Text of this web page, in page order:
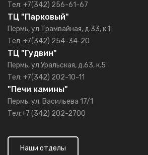
Тел: +7(342) 256-61-67
ТЦ "Парковый"
Пермь, ул.Трамвайная, д.33, к.1
Тел: +7(342) 254-34-20
ТЦ "Гудвин"
Пермь, ул.Уральская, д.63, к.5
Тел: +7(342) 202-10-11
"Печи камины"
Пермь, ул. Васильева 17/1
Тел:+7 (342) 202-2700
Наши отделы